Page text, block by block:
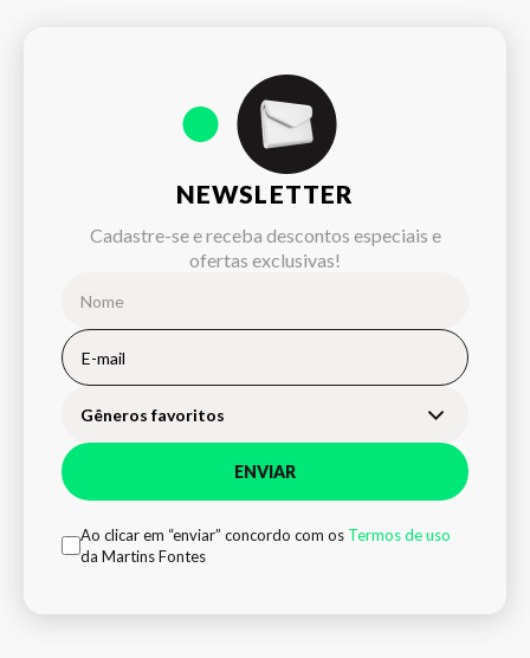
NEWSLETTER
Cadastre-se e receba descontos especiais e
ofertas exclusivas!
Gêneros favoritos
ENVIAR
Ao clicar em “enviar” concordo com os Termos de uso
da Martins Fontes